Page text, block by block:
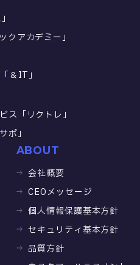
クアカデミー」
＆IT」
ス「リクトレ」
ポ」
ABOUT
会社概要
CEOメッセージ
個人情報保護基本方針
セキュリティ基本方針
品質方針